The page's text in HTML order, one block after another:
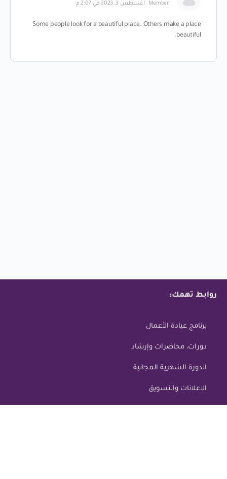
Member أغسطس 3, 2023 في 2:07 م
Some people look for a beautiful place. Others make a place
beautiful.
روابط تهمك:
برنامج عيادة الأعمال
دورات، محاضرات وإرشاد
الدورة الشهرية المجانية
الاعلانات والتسويق